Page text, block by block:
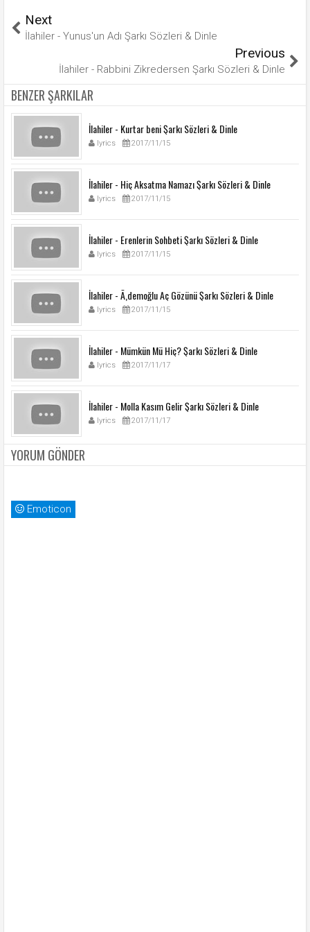
Next
İlahiler - Yunus'un Adı Şarkı Sözleri & Dinle
Previous
İlahiler - Rabbini Zikredersen Şarkı Sözleri & Dinle
BENZER ŞARKILAR
İlahiler - Kurtar beni Şarkı Sözleri & Dinle
lyrics 2017/11/15
İlahiler - Hiç Aksatma Namazı Şarkı Sözleri & Dinle
lyrics 2017/11/15
İlahiler - Erenlerin Sohbeti Şarkı Sözleri & Dinle
lyrics 2017/11/15
İlahiler - Ã‚demoğlu Aç Gözünü Şarkı Sözleri & Dinle
lyrics 2017/11/15
İlahiler - Mümkün Mü Hiç? Şarkı Sözleri & Dinle
lyrics 2017/11/17
İlahiler - Molla Kasım Gelir Şarkı Sözleri & Dinle
lyrics 2017/11/17
YORUM GÖNDER
Emoticon